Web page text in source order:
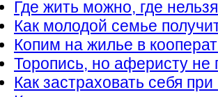
Где жить можно, где нельзя
Как молодой семье
Копим на жилье в
Торопись, но аферисту не
Как застраховать себя